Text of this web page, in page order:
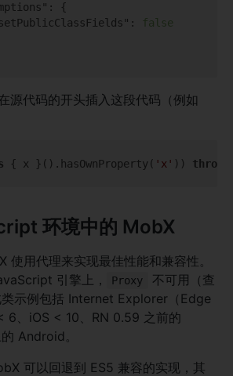
: {
:
false
源代码的开头插入这段代码（例如
{ x }().hasOwnProperty( 'x' )) throw
环境中的 MobX
使用代理来实现最佳性能和兼容性。
引擎上，
Proxy
不可用（查
类示例包括 Internet Explorer（Edge
6、iOS < 10、RN 0.59 之前的
Android。
可以回退到 ES5 兼容的实现，其